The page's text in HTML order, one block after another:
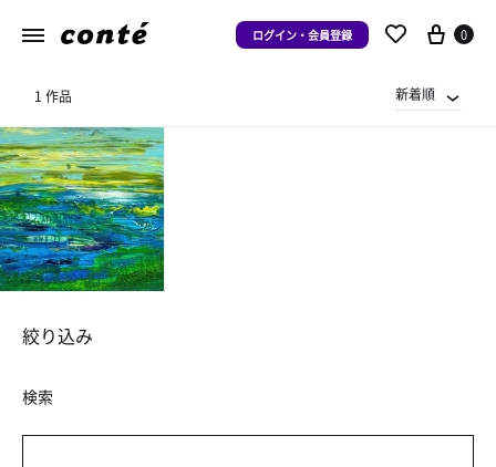
ログイン・会員登録 0
1 作品 新着順
絞り込み
検索